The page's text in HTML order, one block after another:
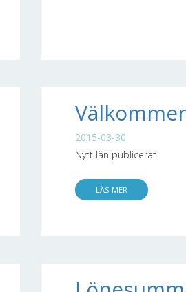
2015-03-30
Nytt län publicerat
LÄS MER